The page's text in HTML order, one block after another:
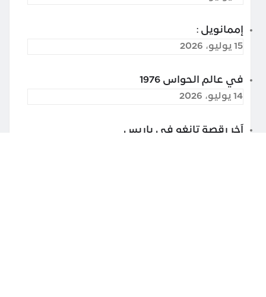
إممانويل :
15 يوليو، 2026
في عالم الحواس 1976
14 يوليو، 2026
آخر رقصة تانغو في باريس